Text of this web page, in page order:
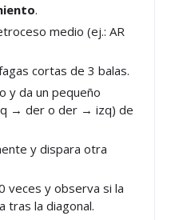
.
medio (ej.: AR
cortas de 3 balas.
y da un pequeño
→ der o der → izq) de
y dispara otra
veces y observa si la
tras la diagonal.